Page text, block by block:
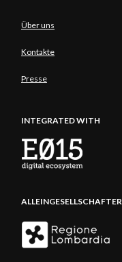
Über uns
Kontakte
Presse
INTEGRATED WITH
ALLEINGESELLSCHAFTER